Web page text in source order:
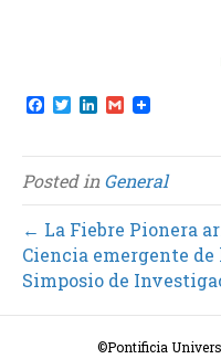
F
a
e
b
o
o
k
T
w
t
t
e
r
L
k
e
d
I
n
G
m
i
l
Posted inGeneral
← La Fiebre Pionera
Ciencia emergente
Simposio de
©Pontificia